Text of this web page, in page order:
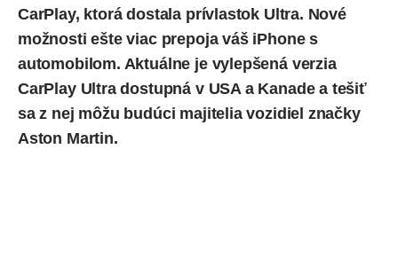
CarPlay, ktorá dostala prívlastok Ultra. Nové
možnosti ešte viac prepoja váš iPhone s
automobilom. Aktuálne je vylepšená verzia
CarPlay Ultra dostupná v USA a Kanade a tešiť
sa z nej môžu budúci majitelia vozidiel značky
Aston Martin.